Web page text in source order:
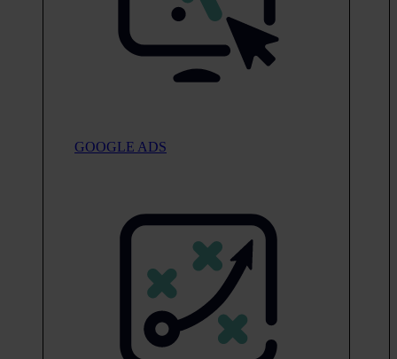
GOOGLE ADS